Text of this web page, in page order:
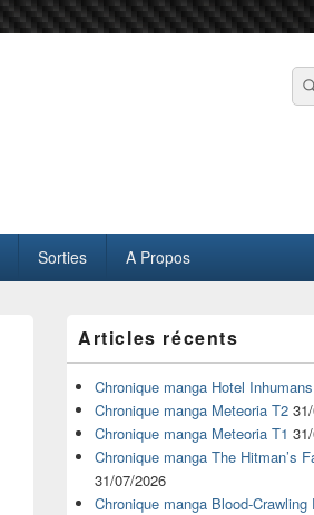
Sorties A Propos
principale
de
widget
pour
barre
latérale
Articles récents
Chronique manga Hotel
Chronique manga Meteoria T2
Chronique manga Meteoria T1
Chronique manga The Hitman’s
31/07/2026
Chronique manga Blood-